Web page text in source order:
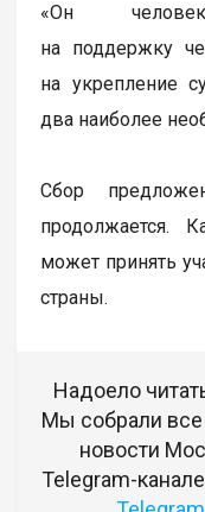
«Он
на поддержку
на укрепление
два наиболее
Сбор
продолжается.
может принять
страны.
Надоело
Мы собрали
новости
Telegram-